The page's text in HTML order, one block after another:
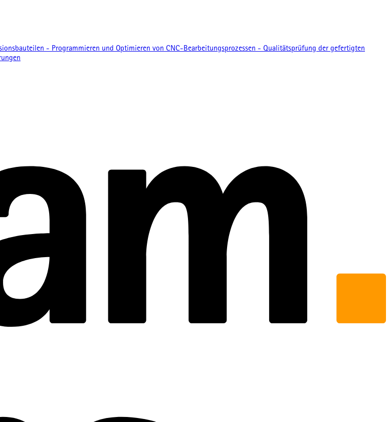
- Programmieren und Optimieren von CNC-Bearbeitungsprozessen - Qualitätsprüfung der gefertigten